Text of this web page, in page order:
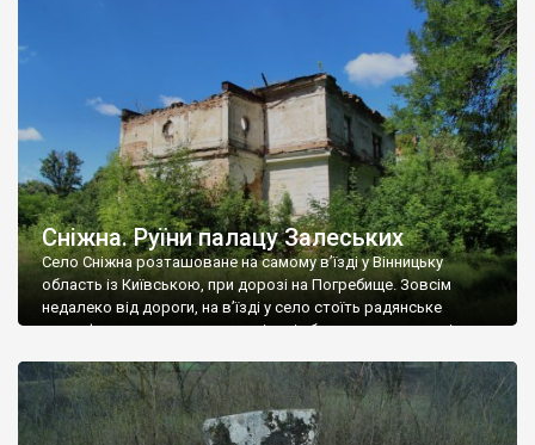
Наддністрянське відрізняється від більшості навколишніх
сіл. У селі є мурована Михайлівська церква. Точної дати […]
Сніжна. Руїни палацу Залеських
Село Сніжна розташоване на самому в’їзді у Вінницьку
область із Київською, при дорозі на Погребище. Зовсім
недалеко від дороги, на в’їзді у село стоїть радянське
рельєфне пано, яке показує жінку і яблуню, а трохи далі, десь
не видно, але видно дві стареньких колії у траві – […]